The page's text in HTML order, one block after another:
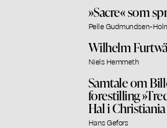
»Sacre« som
Pelle Gudmundsen-
Wilhelm
Niels Hemmeth
Samtale om
forestilling
Hal i Christiania
Hans Gefors